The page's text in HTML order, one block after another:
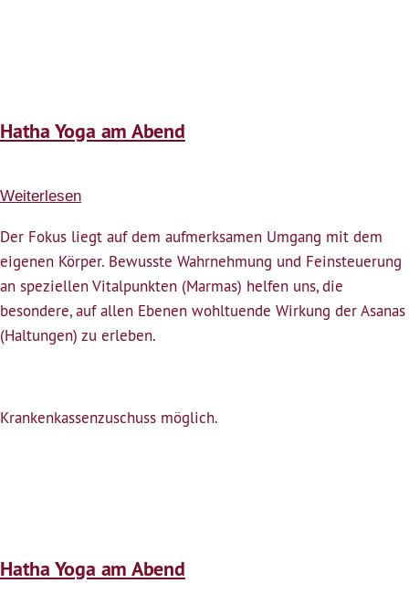
Hatha Yoga am Abend
Weiterlesen
Yoga
am
Abend
Der Fokus liegt auf dem aufmerksamen Umgang mit dem
eigenen Körper. Bewusste Wahrnehmung und Feinsteuerung
an speziellen Vitalpunkten (Marmas) helfen uns, die
besondere, auf allen Ebenen wohltuende Wirkung der Asanas
(Haltungen) zu erleben.
Krankenkassenzuschuss möglich.
Hatha Yoga am Abend